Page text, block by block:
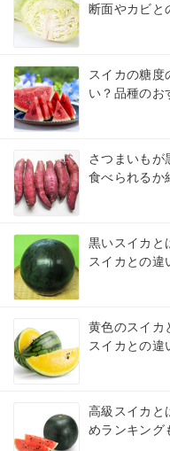
断面やカビと
スイカの糖度
い？品種のお
さつまいもが
食べられるか
黒いスイカと
スイカとの違
黄色のスイカ
スイカとの違
高級スイカと
めランキング